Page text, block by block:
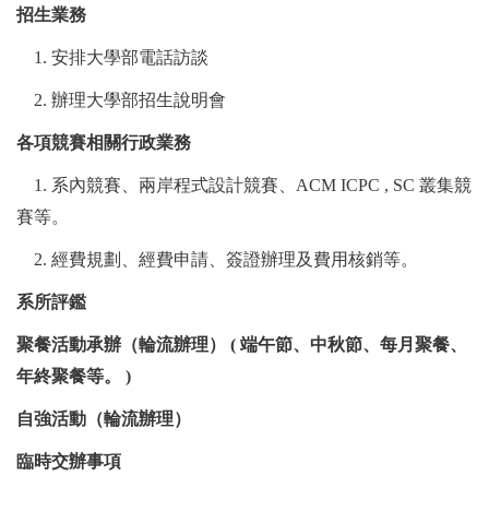
招生業務
1. 安排大學部電話訪談
2. 辦理大學部招生說明會
各項競賽相關行政業務
1. 系內競賽、兩岸程式設計競賽、 ACM ICPC , SC 叢集競
賽等。
2. 經費規劃、經費申請、簽證辦理及費用核銷等。
系所評鑑
聚餐活動承辦（輪流辦理） ( 端午節、中秋節、每月聚餐、
年終聚餐等。 )
自強活動（輪流辦理）
臨時交辦事項